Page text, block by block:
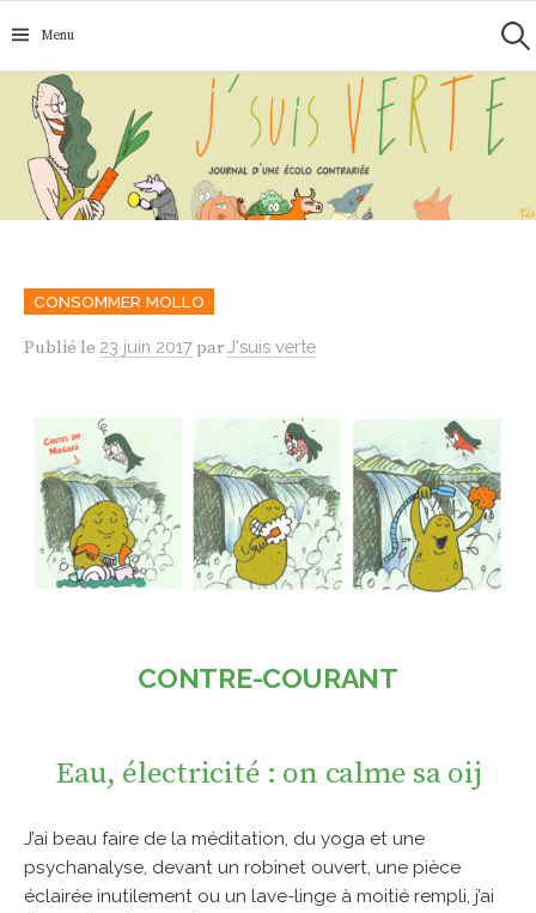
au
contenu
Menu
CONSOMMER MOLLO
Publié le 23 juin 2017 parJ'suis verte
CONTRE-COURANT
Eau, électricité : on calme sa oij
J’ai beau faire de la méditation, du yoga et une
psychanalyse, devant un robinet ouvert, une pièce
éclairée inutilement ou un lave-linge à moitié rempli, j’ai